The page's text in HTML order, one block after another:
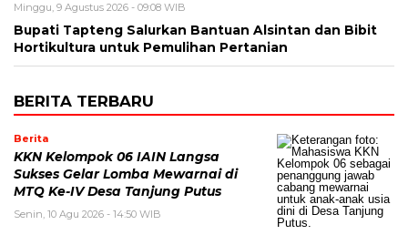
Minggu, 9 Agustus 2026 - 09:08 WIB
Bupati Tapteng Salurkan Bantuan Alsintan dan Bibit
Hortikultura untuk Pemulihan Pertanian
BERITA TERBARU
Berita
KKN Kelompok 06 IAIN Langsa
Sukses Gelar Lomba Mewarnai di
MTQ Ke-IV Desa Tanjung Putus
Senin, 10 Agu 2026 - 14:50 WIB